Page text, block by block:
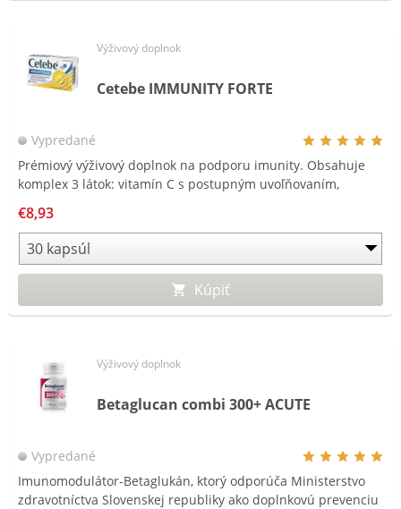
Výživový doplnok
Cetebe IMMUNITY FORTE
Vypredané
Prémiový výživový doplnok na podporu imunity. Obsahuje
komplex 3 látok: vitamín C s postupným uvoľňovaním,
€8,93
Kúpiť
Výživový doplnok
Betaglucan combi 300+ ACUTE
Vypredané
Imunomodulátor-Betaglukán, ktorý odporúča Ministerstvo
zdravotníctva Slovenskej republiky ako doplnkovú prevenciu